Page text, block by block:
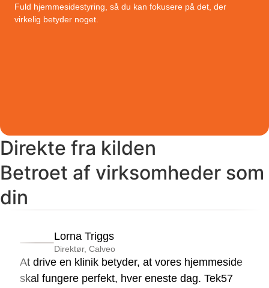
Fuld hjemmesidestyring, så du kan fokusere på det, der
virkelig betyder noget.
Direkte fra kilden
Betroet af virksomheder som
din
Lorna Triggs
Direktør, Calveo
At drive en klinik betyder, at vores hjemmeside
skal fungere perfekt, hver eneste dag. Tek57